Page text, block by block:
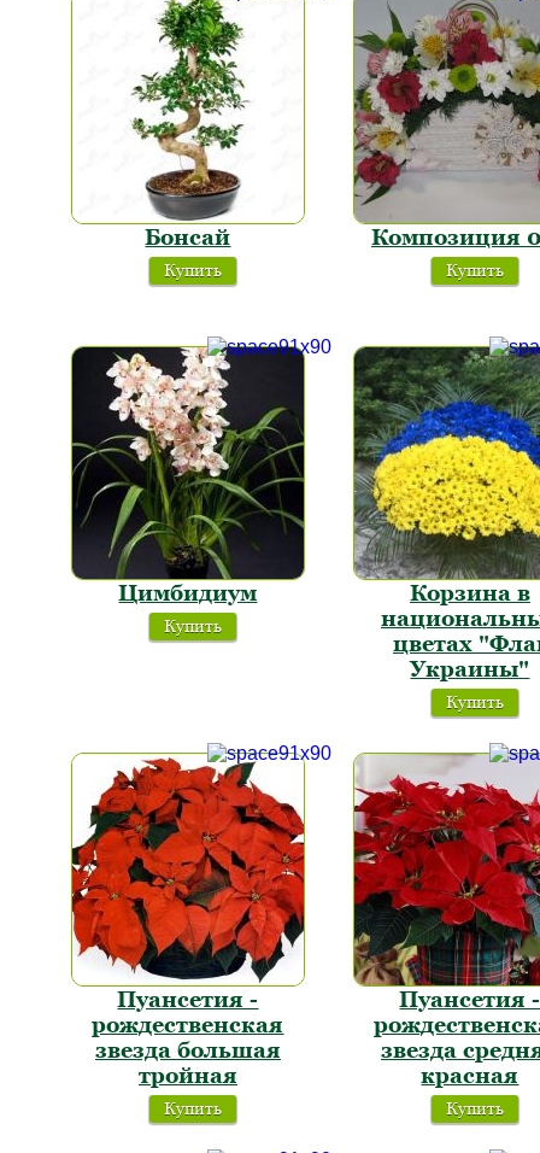
Бонсай
Купить
Композиция
Купить
Цимбидиум
Купить
Корзина в
цветах
Украины"
Купить
Пуансетия -
рождественская
звезда большая
тройная
Купить
Пуансетия -
звезда
красная
Купить